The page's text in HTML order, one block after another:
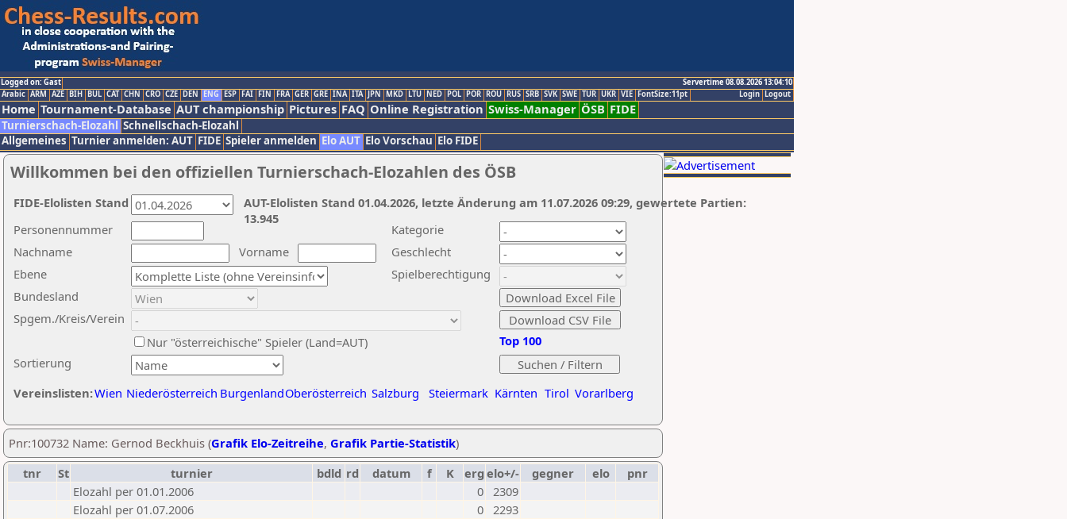
Logged on: Gast
Servertime 08.08.2026 13:04:10
Logout
Login
Arabic ARM AZE BIH BUL CAT CHN CRO CZE DEN ENG ESP FAI FIN FRA GER GRE INA ITA JPN MKD LTU NED POL POR ROU RUS SRB SVK SWE TUR UKR VIE FontSize:11pt
Home Tournament-Database AUT championship Pictures FAQ Online Registration Swiss-Manager ÖSB FIDE
Turnierschach-Elozahl Schnellschach-Elozahl
Allgemeines Turnier anmelden: AUT FIDE Spieler anmelden Elo AUT Elo Vorschau Elo FIDE
Willkommen bei den offiziellen Turnierschach-Elozahlen des ÖSB
Nachname
Vorname
Ebene
Kategorie
Sortierung
Personennummer
Bundesland
Spgem./Kreis/Verein
Geschlecht
Nur "österreichische" Spieler (Land=AUT)
Spielberechtigung
Vereinslisten:Wien Niederösterreich BurgenlandOberösterreich Salzburg Steiermark Kärnten Tirol Vorarlberg
Top 100
AUT-Elolisten Stand 01.04.2026, letzte Änderung am 11.07.2026 09:29, gewertete Partien:
13.945
FIDE-Elolisten Stand
Pnr:100732 Name: Gernod Beckhuis (Grafik Elo-Zeitreihe, Grafik Partie-Statistik)
tnr
St turnier bdld rd datum f K erg elo+/- gegner elo
pnr
Elozahl per 01.01.2006
0 2309
Elozahl per 01.07.2006
0 2293